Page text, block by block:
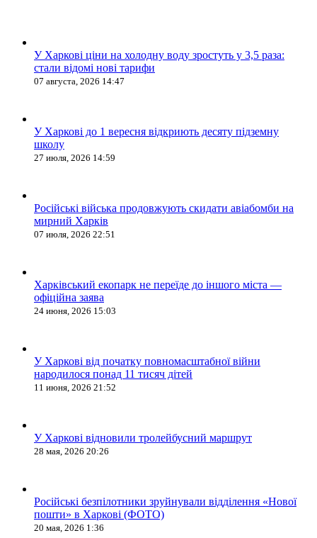
У Харкові ціни на холодну воду зростуть у 3,5 раза:
стали відомі нові тарифи
07 августа, 2026 14:47
У Харкові до 1 вересня відкриють десяту підземну
школу
27 июля, 2026 14:59
Російські війська продовжують скидати авіабомби на
мирний Харків
07 июля, 2026 22:51
Харківський екопарк не переїде до іншого міста —
офіційна заява
24 июня, 2026 15:03
У Харкові від початку повномасштабної війни
народилося понад 11 тисяч дітей
11 июня, 2026 21:52
У Харкові відновили тролейбусний маршрут
28 мая, 2026 20:26
Російські безпілотники зруйнували відділення «Нової
пошти» в Харкові (ФОТО)
20 мая, 2026 1:36